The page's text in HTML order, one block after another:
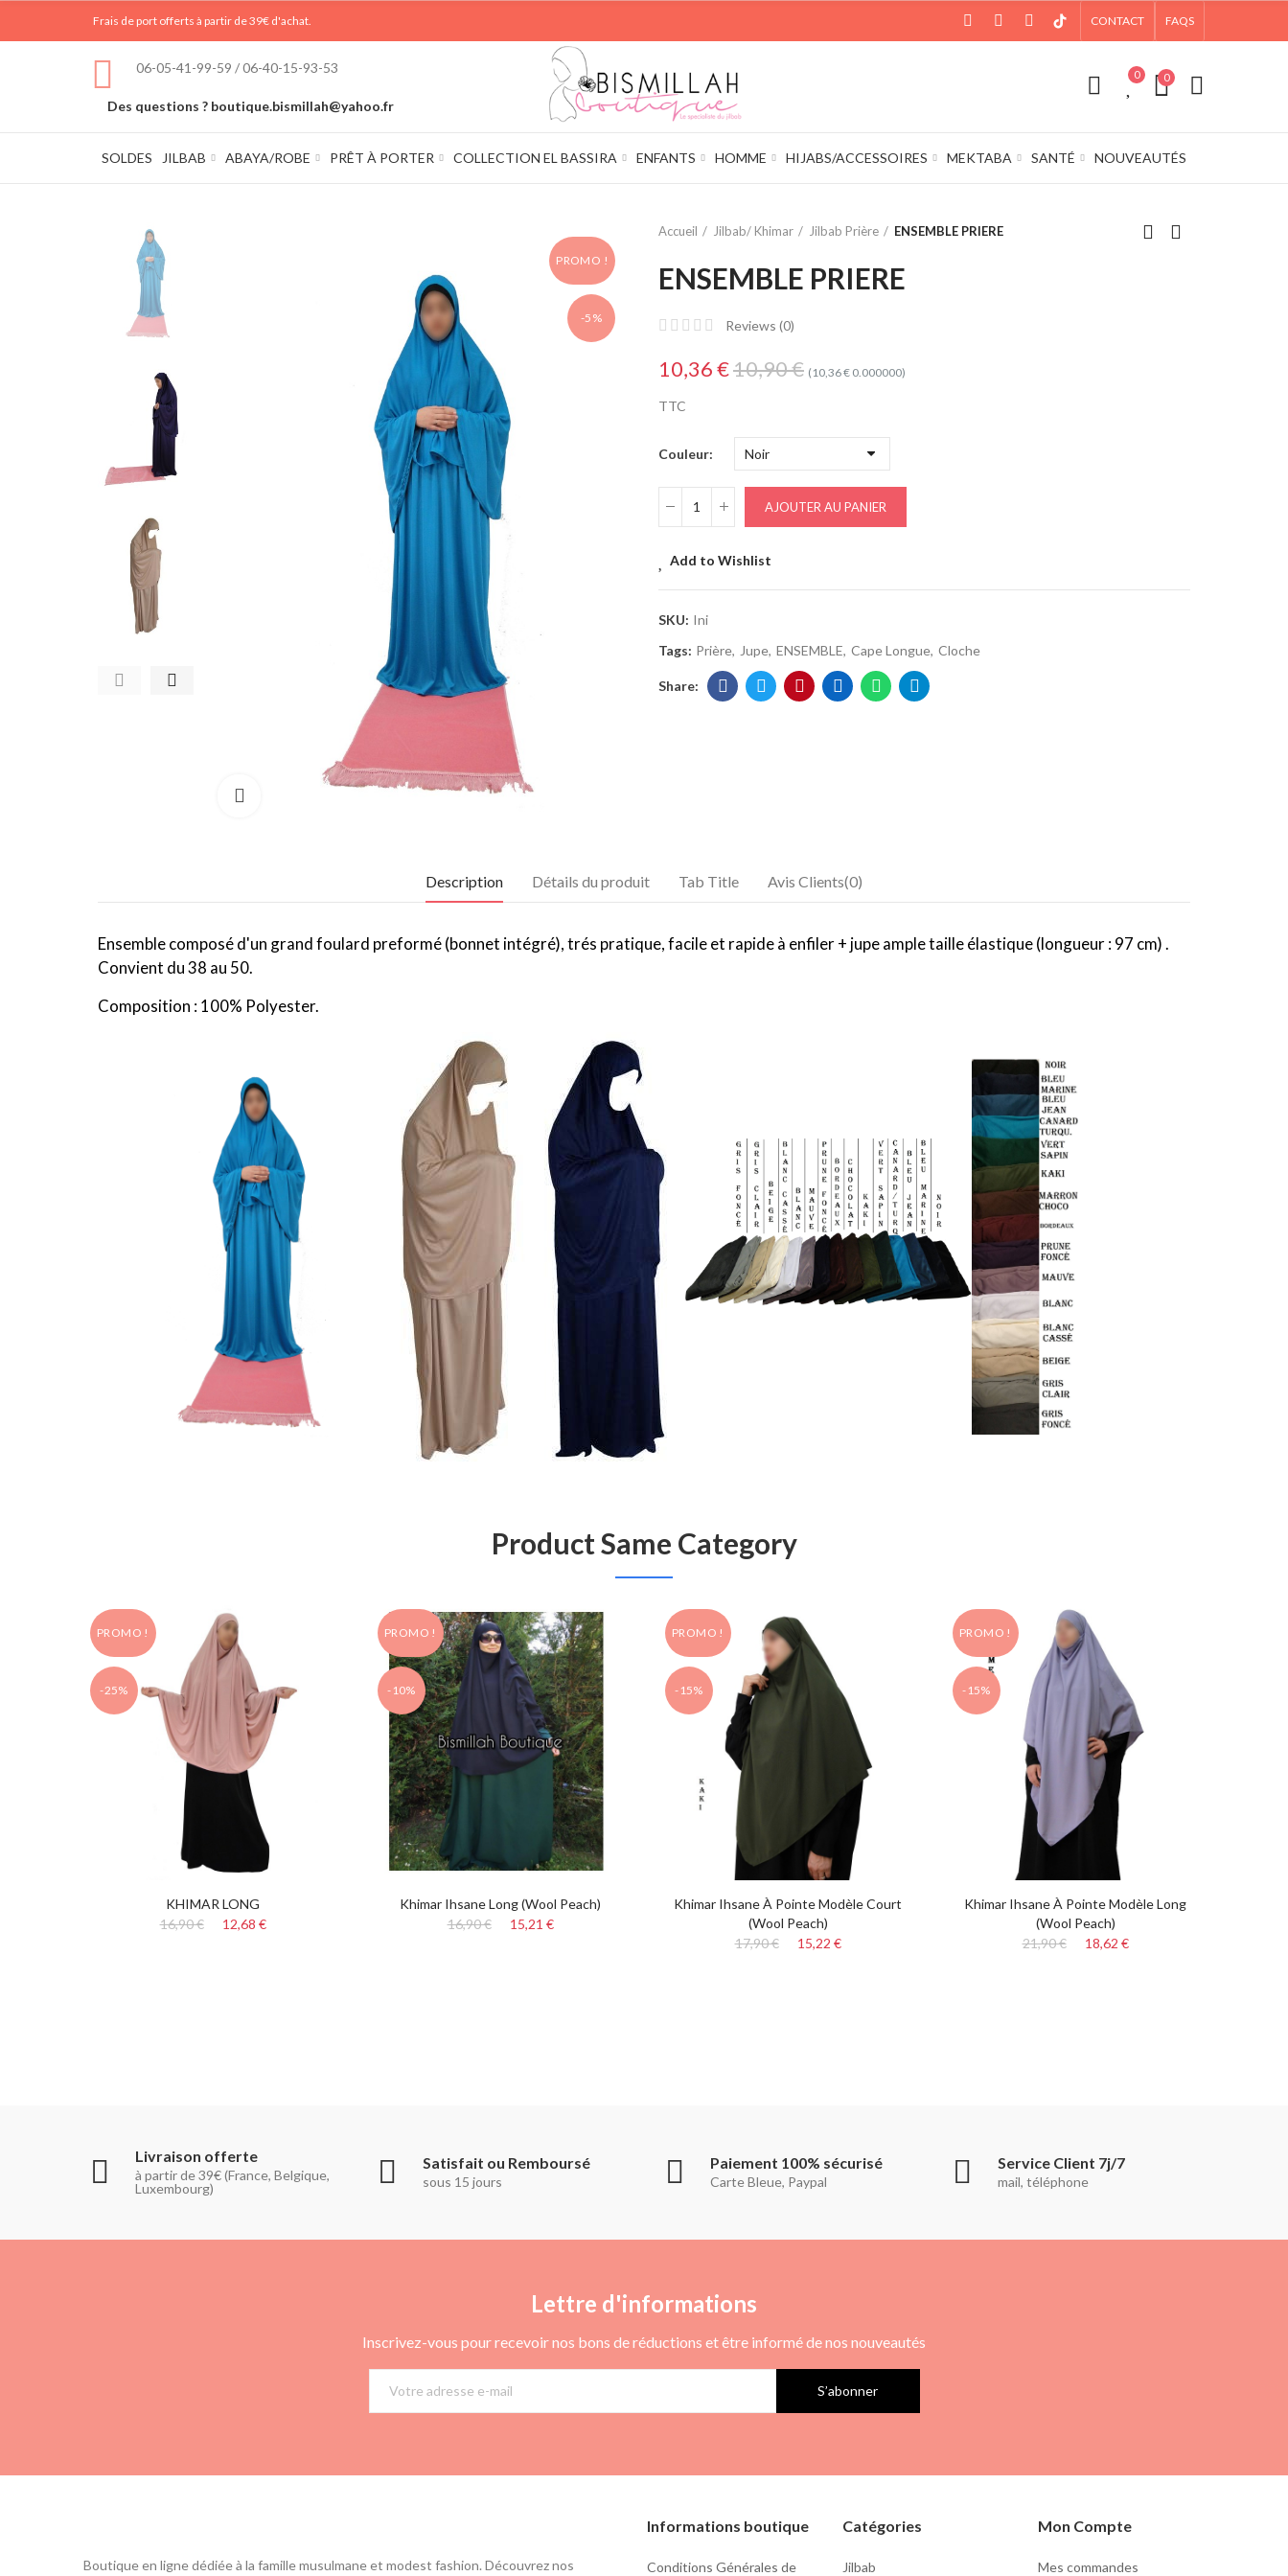
Frais de port offerts à partir de 39€ d'achat. CONTACT FAQS
06-05-41-99-59 / 06-40-15-93-53
Des questions ? boutique.bismillah@yahoo.fr
0 0
SOLDES JILBAB ABAYA/ROBE PRÊT À PORTER COLLECTION EL BASSIRA ENFANTS HOMME HIJABS/ACCESSOIRES MEKTABA SANTÉ NOUVEAUTÉS
PROMO !
-5%
Accueil Jilbab/ Khimar Jilbab Prière ENSEMBLE PRIERE
ENSEMBLE PRIERE
Reviews (0)
10,36 €10,90 € (10,36 € 0.000000)
TTC
Couleur
AJOUTER AU PANIER
Add to Wishlist
SKU: Ini
Tags: Prière Jupe ENSEMBLE Cape Longue Cloche
Description Détails du produit Tab Title Avis Clients(0)
Ensemble composé d'un grand foulard preformé (bonnet intégré), trés pratique, facile et rapide à enfiler + jupe ample taille élastique (longueur : 97 cm) .
Convient du 38 au 50.
Composition : 100% Polyester.
Product Same Category
PROMO !
-25%
KHIMAR LONG
16,90 €
12,68 €
PROMO !
-10%
Khimar Ihsane Long (Wool Peach)
16,90 €
15,21 €
PROMO !
-15%
Khimar Ihsane À Pointe Modèle Court
(Wool Peach)
17,90 €
15,22 €
PROMO !
-15%
Khimar Ihsane À Pointe Modèle Long
(Wool Peach)
21,90 €
18,62 €
Livraison offerte
à partir de 39€ (France, Belgique,
Luxembourg)
Satisfait ou Remboursé
sous 15 jours
Paiement 100% sécurisé
Carte Bleue, Paypal
Service Client 7j/7
mail, téléphone
Lettre d'informations
Inscrivez-vous pour recevoir nos bons de réductions et être informé de nos nouveautés
S’abonner
Boutique en ligne dédiée à la famille musulmane et modest fashion. Découvrez nos
Informations boutique
Conditions Générales de
Catégories
Jilbab
Mon Compte
Mes commandes